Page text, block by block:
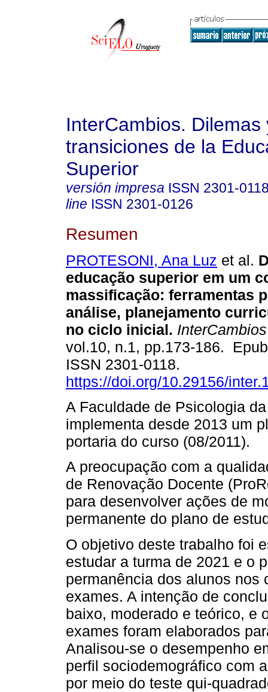
InterCambios. Dilemas
transiciones de la
Superior
versión impresa ISSN 2301-
line ISSN 2301-0126
Resumen
PROTESONI, Ana Luz et al.
educação superior em um
massificação: ferramentas
análise, planejamento
no ciclo inicial. InterCambios
vol.10, n.1, pp.173-186.
ISSN 2301-0118.
https://doi.org/10.29156/
A Faculdade de Psicologia
implementa desde 2013 um
portaria do curso (08/2011).
A preocupação com a
de Renovação Docente
para desenvolver ações de
permanente do plano de
O objetivo deste trabalho foi
estudar a turma de 2021 e o
permanência dos alunos nos
exames. A intenção de
baixo, moderado e teórico, e
exames foram elaborados
Analisou-se o desempenho
perfil sociodemográfico com
por meio do teste qui-